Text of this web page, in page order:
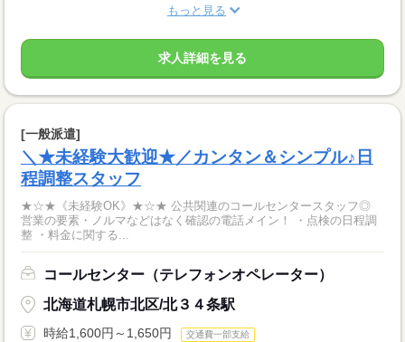
もっと見る
求人詳細を見る
[一般派遣]
＼★未経験大歓迎★／カンタン＆シンプル♪日
程調整スタッフ
★☆★《未経験OK》★☆★ 公共関連のコールセンタースタッフ◎
営業の要素・ノルマなどはなく確認の電話メイン！ ・点検の日程調
整 ・料金に関する...
コールセンター（テレフォンオペレーター）
北海道札幌市北区/北３４条駅
時給1,600円～1,650円 交通費一部支給